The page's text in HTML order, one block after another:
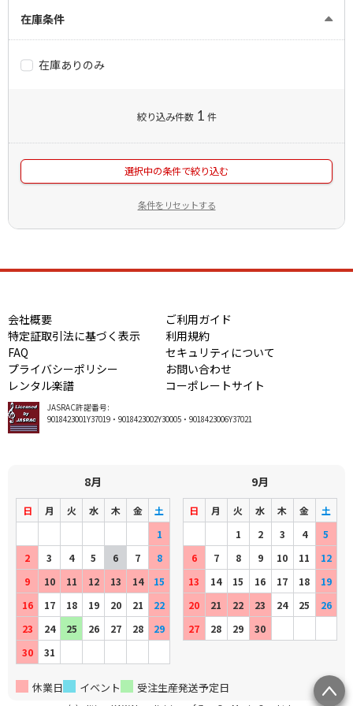
在庫条件
在庫ありのみ
絞り込み件数 1 件
選択中の条件で絞り込む
条件をリセットする
会社概要
ご利用ガイド
特定証取引法に基づく表示
利用規約
FAQ
セキュリティについて
プライバシーポリシー
お問い合わせ
レンタル楽譜
コーポレートサイト
JASRAC許諾番号:
9018423001Y37019・9018423002Y30005・9018423006Y37021
8月
日 月 火 水 木 金
土
1
2
3 4 5 6 7
8
9
10 11 12 13 14
15
16
17 18 19 20 21
22
23
24 25 26 27 28
29
30
31
9月
日 月 火 水 木 金
土
1
2 3 4
5
6
7 8 9 10 11
12
13
14 15 16 17 18
19
20
21 22 23 24 25
26
27
28 29 30
休業日 イベント 受注生産発送予定日